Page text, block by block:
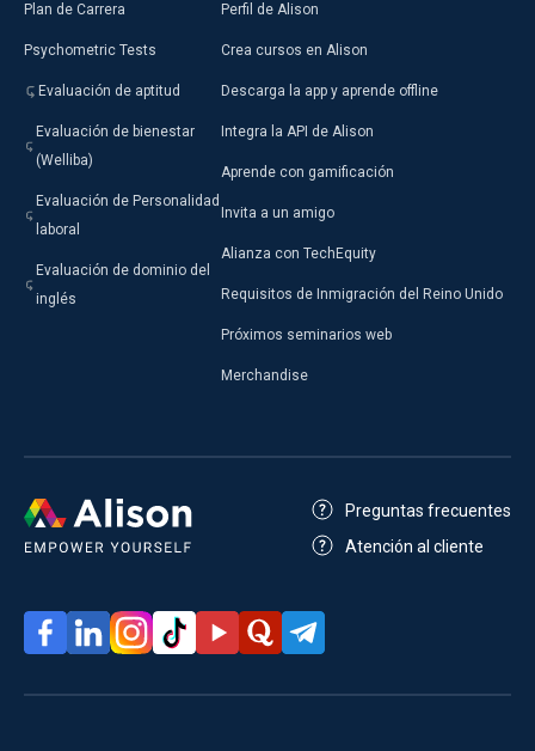
Plan de Carrera
Psychometric Tests
Evaluación de aptitud
Evaluación de bienestar
(Welliba)
Evaluación de Personalidad
laboral
Evaluación de dominio del
inglés
Perfil de Alison
Crea cursos en Alison
Descarga la app y aprende offline
Integra la API de Alison
Aprende con gamificación
Invita a un amigo
Alianza con TechEquity
Requisitos de Inmigración del Reino Unido
Próximos seminarios web
Merchandise
Preguntas frecuentes
Atención al cliente